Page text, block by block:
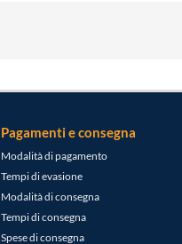
Pagamenti e consegna
Modalità di pagamento
Tempi di evasione
Modalità di consegna
Tempi di consegna
Spese di consegna